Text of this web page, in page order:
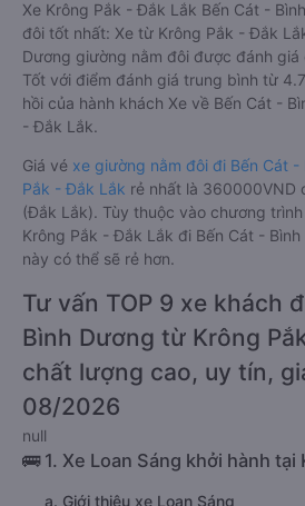
Xe Krông Pắk - Đắk Lắk Bến Cát -
đôi tốt nhất: Xe từ Krông Pắk - Đắk
Dương giường nằm đôi được đánh
Tốt với điểm đánh giá trung bình từ
hồi của hành khách Xe về Bến Cát -
- Đắk Lắk.
Giá vé xe giường nằm đôi đi Bến Cát
Pắk - Đắk Lắk rẻ nhất là 360000VND
(Đắk Lắk). Tùy thuộc vào chương
Krông Pắk - Đắk Lắk đi Bến Cát -
này có thể sẽ rẻ hơn.
Tư vấn TOP 9 xe khách
Bình Dương từ Krông
chất lượng cao, uy tín,
08/2026
null
🚌 1. Xe Loan Sáng khởi hành tại
a. Giới thiệu xe Loan Sáng